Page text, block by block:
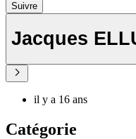
Suivre
Jacques
il y a 16 ans
Catégorie